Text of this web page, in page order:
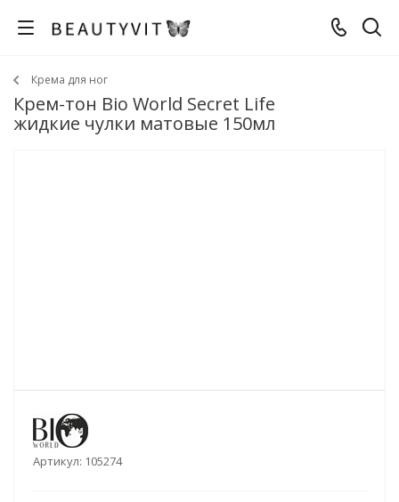
Крема для ног
Крем-тон Bio World Secret Life
жидкие чулки матовые 150мл
Артикул: 105274